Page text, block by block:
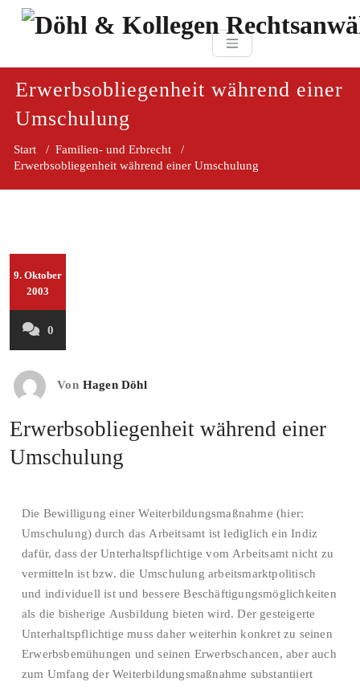
Zum
Döhl & Kollegen
Erwerbsobliegenheit während einer
Umschulung
Start / Familien- und Erbrecht /
Erwerbsobliegenheit während einer Umschulung
9. Oktober
2003
0
Von Hagen Döhl
Erwerbsobliegenheit während einer
Umschulung
Die Bewilligung einer Weiterbildungsmaßnahme (hier:
Umschulung) durch das Arbeitsamt ist lediglich ein Indiz
dafür, dass der Unterhaltspflichtige vom Arbeitsamt nicht zu
vermitteln ist bzw. die Umschulung arbeitsmarktpolitisch
und individuell ist und bessere Beschäftigungsmöglichkeiten
als die bisherige Ausbildung bieten wird. Der gesteigerte
Unterhaltspflichtige muss daher weiterhin konkret zu seinen
Erwerbsbemühungen und seinen Erwerbschancen, aber auch
zum Umfang der Weiterbildungsmaßnahme substantiiert